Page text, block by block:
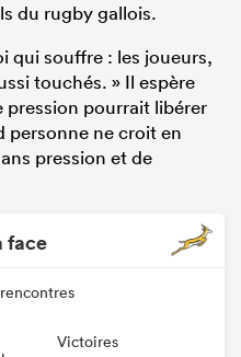
du rugby gallois.
qui souffre : les joueurs,
touchés. » Il espère
pression pourrait libérer
personne ne croit en
pression et de
face
Victoires